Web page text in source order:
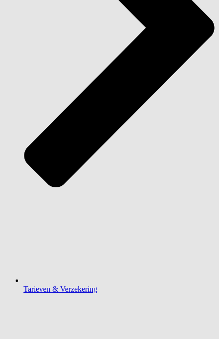
Tarieven & Verzekering